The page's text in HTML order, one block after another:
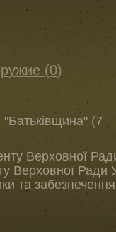
(0)
"Батьківщина" (7
Верховної
Верховної Ради
та забезпечення